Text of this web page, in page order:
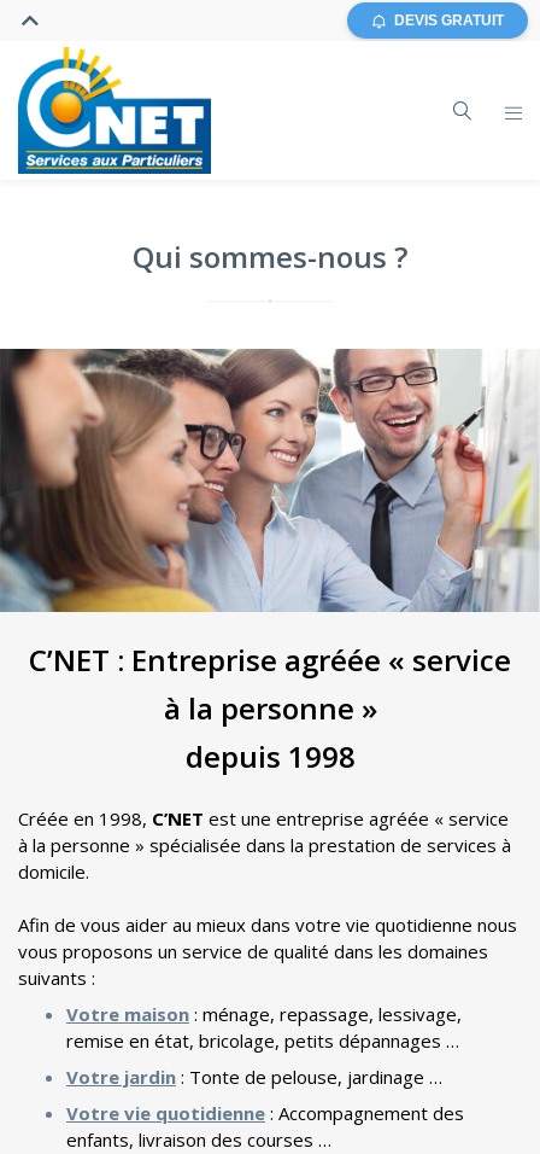
DEVIS GRATUIT
Qui sommes-nous ?
C’NET : Entreprise agréée « service
à la personne »
depuis 1998
Créée en 1998, C’NET est une entreprise agréée « service
à la personne » spécialisée dans la prestation de services à
domicile.
Afin de vous aider au mieux dans votre vie quotidienne nous
vous proposons un service de qualité dans les domaines
suivants :
Votre maison : ménage, repassage, lessivage,
remise en état, bricolage, petits dépannages …
Votre jardin : Tonte de pelouse, jardinage …
Votre vie quotidienne : Accompagnement des
enfants, livraison des courses …